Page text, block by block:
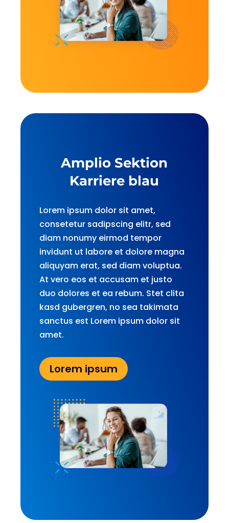
Amplio Sektion
Karriere blau
Lorem ipsum dolor sit amet,
consetetur sadipscing elitr, sed
diam nonumy eirmod tempor
invidunt ut labore et dolore magna
aliquyam erat, sed diam voluptua.
At vero eos et accusam et justo
duo dolores et ea rebum. Stet clita
kasd gubergren, no sea takimata
sanctus est Lorem ipsum dolor sit
amet.
Lorem ipsum